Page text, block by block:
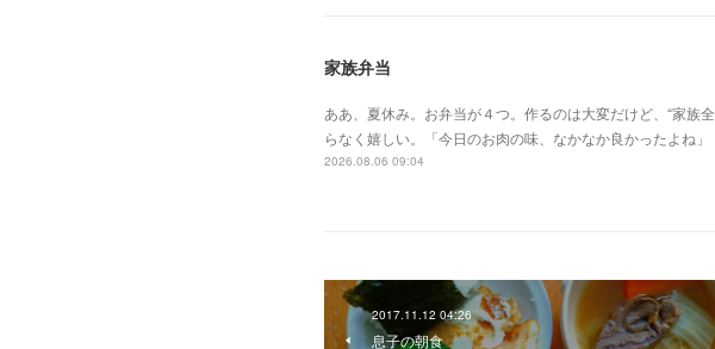
家族弁当
ああ、夏休み。お弁当が４つ。作るのは大変だけど、“家族
らなく嬉しい。「今日のお肉の味、なかなか良かったよね
2026.08.06 09:04
2017.11.12 04:26
息子の朝食